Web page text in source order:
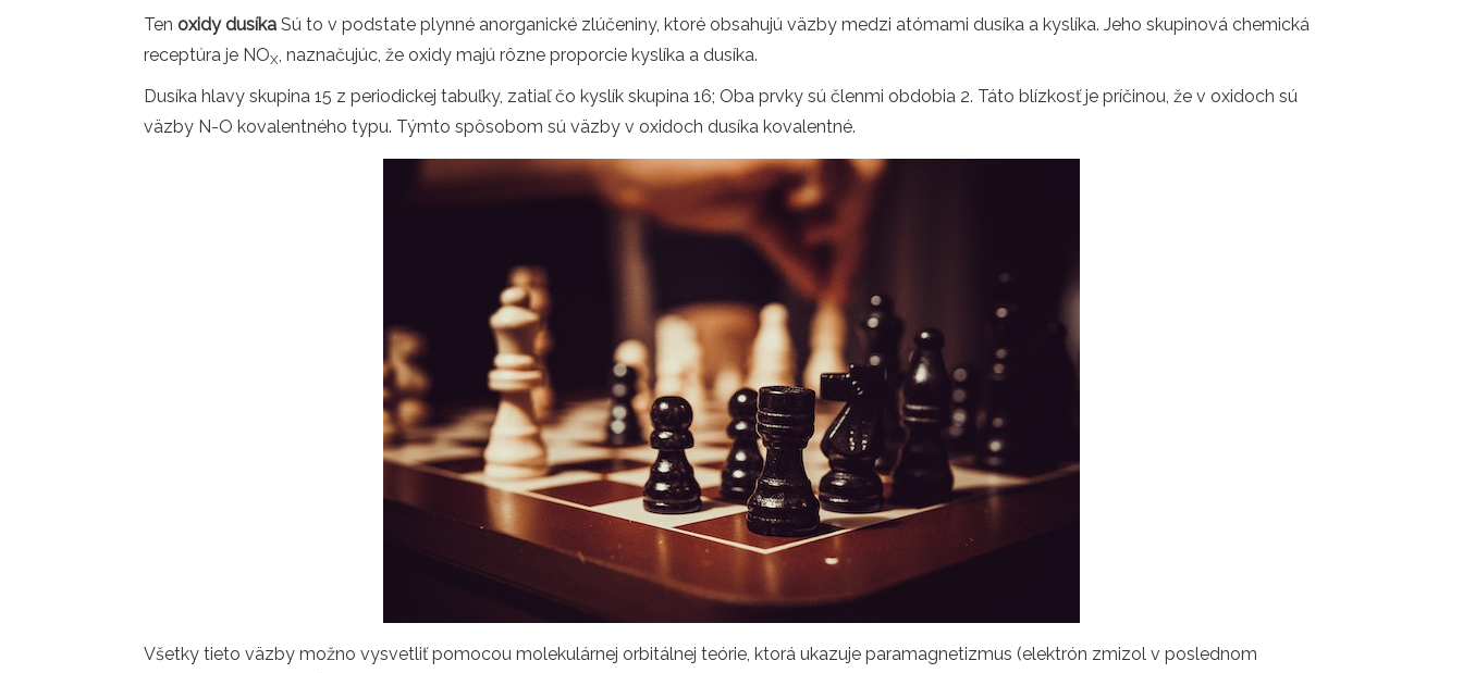
Ten oxidy dusíka Sú to v podstate plynné anorganické zlúčeniny, ktoré obsahujú väzby medzi atómami dusíka a kyslíka. Jeho skupinová chemická
receptúra ​​je NOX, naznačujúc, že ​​oxidy majú rôzne proporcie kyslíka a dusíka.
Dusíka hlavy skupina 15 z periodickej tabuľky, zatiaľ čo kyslík skupina 16; Oba prvky sú členmi obdobia 2. Táto blízkosť je príčinou, že v oxidoch sú
väzby N-O kovalentného typu. Týmto spôsobom sú väzby v oxidoch dusíka kovalentné.
Všetky tieto väzby možno vysvetliť pomocou molekulárnej orbitálnej teórie, ktorá ukazuje paramagnetizmus (elektrón zmizol v poslednom